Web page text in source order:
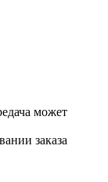
может
заказа